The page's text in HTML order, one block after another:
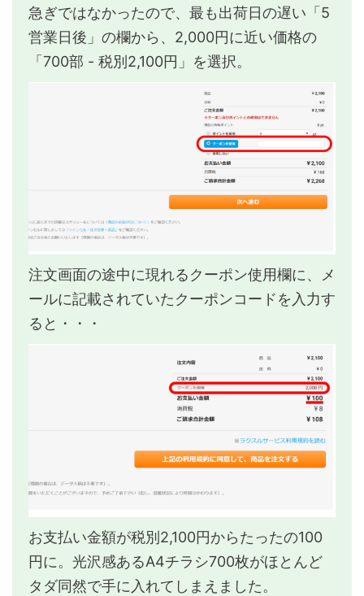
急ぎではなかったので、最も出荷日の遅い「5
営業日後」の欄から、2,000円に近い価格の
「700部 - 税別2,100円」を選択。
注文画面の途中に現れるクーポン使用欄に、メ
ールに記載されていたクーポンコードを入力す
ると・・・
お支払い金額が税別2,100円からたったの100
円に。光沢感あるA4チラシ700枚がほとんど
タダ同然で手に入れてしまえました。